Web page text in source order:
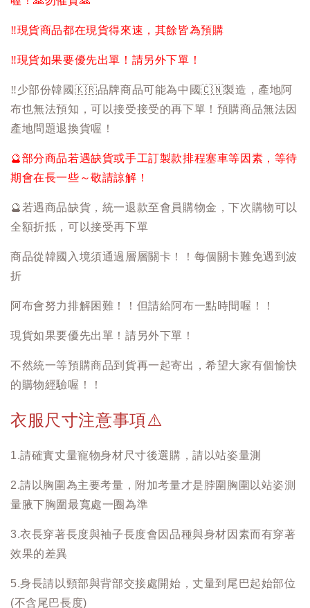
‼️現貨商品都在現貨得來速，其餘皆為預購
‼️現貨如果要優先出單！請另外下單！
‼️少部份韓國 🇰🇷品牌商品可能為中國🇨🇳製造，產地阿
布也無法預知，可以接受接受的再下單！預購商品無法因
產地問題退換貨喔！
🔮部分商品若遇缺貨或手工訂製款排程塞車等因素，等待
期會在長一些～敬請諒解！
🔮 若遇商品缺貨，統一退款至會員購物金，下次購物可以
全額折抵，可以接受再下單
商品從韓國入境須通過層層關卡！！每個關卡難免遇到波
折
阿布會努力排解困難！！但請給阿布一點時間喔！！
現貨如果要優先出單！請另外下單！
不然統一等預購商品到貨再一起寄出，希望大家有個愉快
的購物經驗喔！！
衣服尺寸注意事項⚠️
1.請確實丈量寵物身材尺寸後選購，請以站姿量測
2.請以胸圍為主要考量，附加考量才是脖圍胸圍以站姿測
量腋下胸圍最寬處一圈為準
3.衣長穿著長度與袖子長度會因品種與身材因素而有穿著
效果的差異
5.身長請以頸部與背部交接處開始，丈量到尾巴起始部位
(不含尾巴長度)